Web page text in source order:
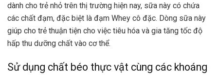
dành cho trẻ nhỏ trên thị trường hiện nay, sữa này có chứa
các chất đạm, đặc biệt là đạm Whey cô đặc. Dòng sữa này
giúp cho trẻ thuận tiện cho việc tiêu hóa và gia tăng tốc độ
hấp thu dưỡng chất vào cơ thể.
Sử dụng chất béo thực vật cùng các khoáng